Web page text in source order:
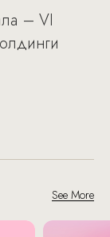
– VI
See More